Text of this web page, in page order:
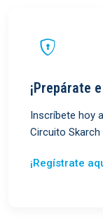
¡Prepárate
Inscríbete hoy
Circuito Skarch
¡Regístrate